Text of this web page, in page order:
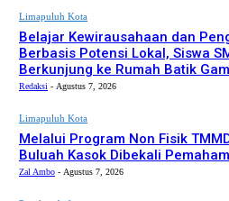
Limapuluh Kota
Belajar Kewirausahaan dan
Berbasis Potensi Lokal, Siswa
Berkunjung ke Rumah Batik
Redaksi - Agustus 7, 2026
Limapuluh Kota
Melalui Program Non Fisik
Buluah Kasok Dibekali
Zal Ambo - Agustus 7, 2026